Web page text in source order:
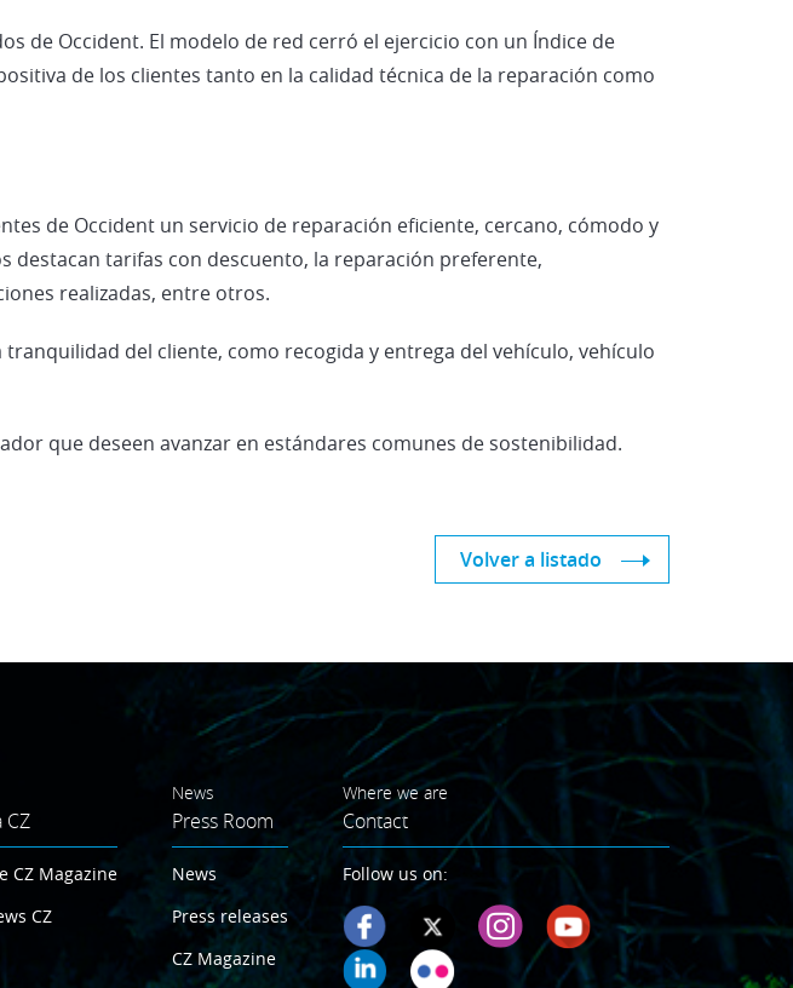
de Occident. El modelo de red cerró el ejercicio con un Índice de
de los clientes tanto en la calidad técnica de la reparación como
de Occident un servicio de reparación eficiente, cercano, cómodo y
destacan tarifas con descuento, la reparación preferente,
realizadas, entre otros.
del cliente, como recogida y entrega del vehículo, vehículo
que deseen avanzar en estándares comunes de sostenibilidad.
Volver a listado
CZ
CZ Magazine
CZ
News
Press Room
News
Press releases
CZ Magazine
Where we are
Contact
Follow us on: